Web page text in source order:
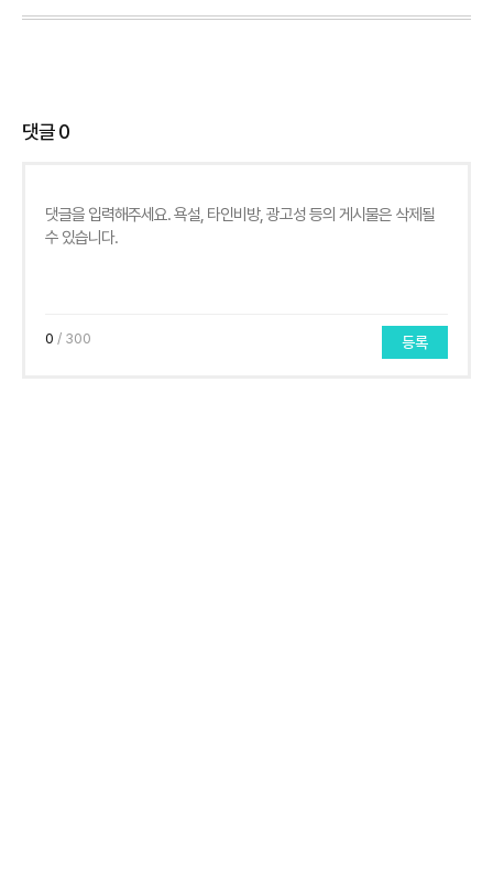
댓글0
0 / 300 등록